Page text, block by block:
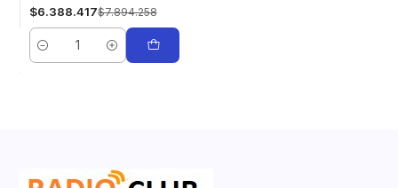
$6.388.417$7.894.258
Cantidad